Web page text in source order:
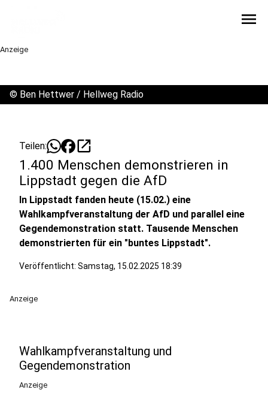
menu
Anzeige
© Ben Hettwer / Hellweg Radio
Teilen: open_in_new
1.400 Menschen demonstrieren in
Lippstadt gegen die AfD
In Lippstadt fanden heute (15.02.) eine
Wahlkampfveranstaltung der AfD und parallel eine
Gegendemonstration statt. Tausende Menschen
demonstrierten für ein "buntes Lippstadt".
Veröffentlicht: Samstag, 15.02.2025 18:39
Anzeige
Wahlkampfveranstaltung und
Gegendemonstration
Anzeige